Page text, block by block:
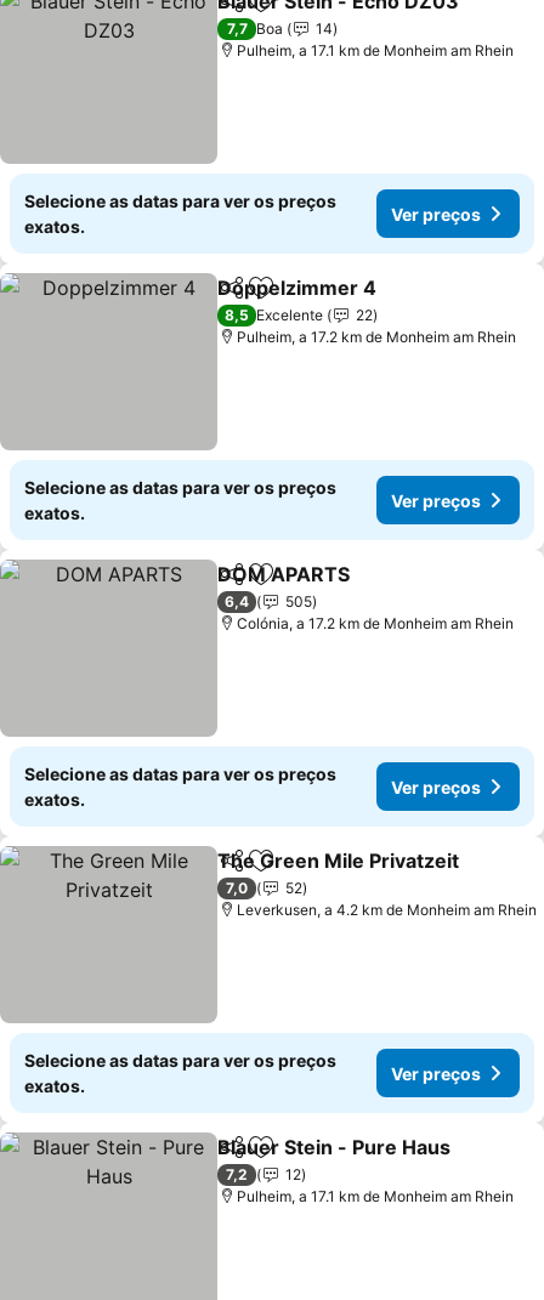
PartilharAdicionar aos favoritos
7,7 Boa
14
Pulheim, a 17.1 km de Monheim am Rhein
Selecione as datas para ver os preços
exatos.
Ver preços
PartilharAdicionar aos favoritos
Doppelzimmer 4
8,5 Excelente
22
Pulheim, a 17.2 km de Monheim am Rhein
Selecione as datas para ver os preços
exatos.
Ver preços
PartilharAdicionar aos favoritos
DOM APARTS
6,4
505
Colónia, a 17.2 km de Monheim am Rhein
Selecione as datas para ver os preços
exatos.
Ver preços
PartilharAdicionar aos favoritos
The Green Mile Privatzeit
7,0
52
Leverkusen, a 4.2 km de Monheim am Rhein
Selecione as datas para ver os preços
exatos.
Ver preços
PartilharAdicionar aos favoritos
Blauer Stein - Pure Haus
7,2
12
Pulheim, a 17.1 km de Monheim am Rhein